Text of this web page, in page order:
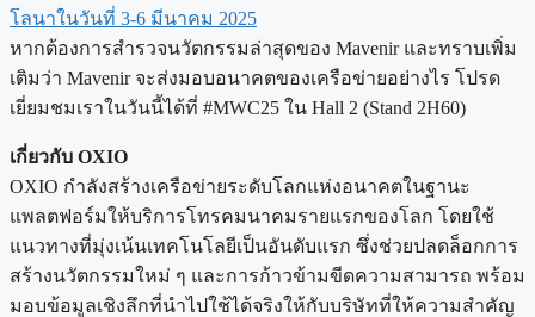
โลนาในวันที่ 3-6 มีนาคม 2025
หากต้องการสำรวจนวัตกรรมล่าสุดของ Mavenir และทราบเพิ่ม
เติมว่า Mavenir จะส่งมอบอนาคตของเครือข่ายอย่างไร โปรด
เยี่ยมชมเราในวันนี้ได้ที่ #MWC25 ใน Hall 2 (Stand 2H60)
เกี่ยวกับ OXIO
OXIO กำลังสร้างเครือข่ายระดับโลกแห่งอนาคตในฐานะ
แพลตฟอร์มให้บริการโทรคมนาคมรายแรกของโลก โดยใช้
แนวทางที่มุ่งเน้นเทคโนโลยีเป็นอันดับแรก ซึ่งช่วยปลดล็อกการ
สร้างนวัตกรรมใหม่ ๆ และการก้าวข้ามขีดความสามารถ พร้อม
มอบข้อมูลเชิงลึกที่นำไปใช้ได้จริงให้กับบริษัทที่ให้ความสำคัญ